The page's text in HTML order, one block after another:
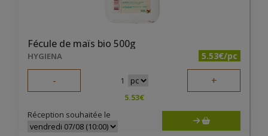
Fécule de maïs bio 500g
HYGIENA 5.53€/pc
- 1 +
5.53€
Réception souhaitée le